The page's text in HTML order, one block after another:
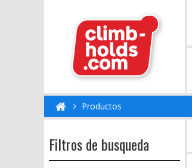
Productos
Filtros de busqueda